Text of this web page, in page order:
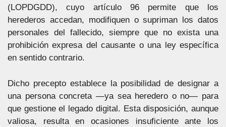
(LOPDGDD), cuyo artículo 96 permite que los
herederos accedan, modifiquen o supriman los datos
personales del fallecido, siempre que no exista una
prohibición expresa del causante o una ley específica
en sentido contrario.
Dicho precepto establece la posibilidad de designar a
una persona concreta —ya sea heredero o no— para
que gestione el legado digital. Esta disposición, aunque
valiosa, resulta en ocasiones insuficiente ante los